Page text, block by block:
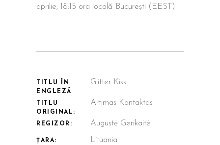
aprilie, 18:15 ora locală București (EEST)
TITLU ÎN
ENGLEZĂ
Glitter Kiss
TITLU
ORIGINAL:
Artimas Kontaktas
REGIZOR: Augustė Gerikaitė
ȚARA: Lituania